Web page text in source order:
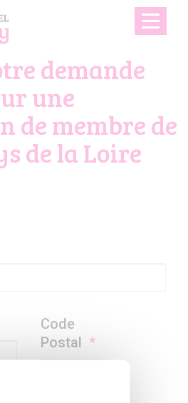
Toggle
demande
une
de membre de
de la Loire
Code
Postal *